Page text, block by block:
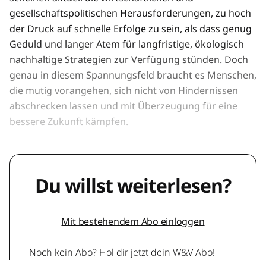
gesellschaftspolitischen Herausforderungen, zu hoch
der Druck auf schnelle Erfolge zu sein, als dass genug
Geduld und langer Atem für langfristige, ökologisch
nachhaltige Strategien zur Verfügung stünden. Doch
genau in diesem Spannungsfeld braucht es Menschen,
die mutig vorangehen, sich nicht von Hindernissen
abschrecken lassen und mit Überzeugung für eine
bessere Zukunft kämpfen.
Du willst weiterlesen?
Mit bestehendem Abo einloggen
Noch kein Abo? Hol dir jetzt dein W&V Abo!